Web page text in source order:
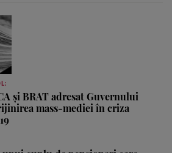
şi BRAT adresat Guvernului
mass-mediei în criza